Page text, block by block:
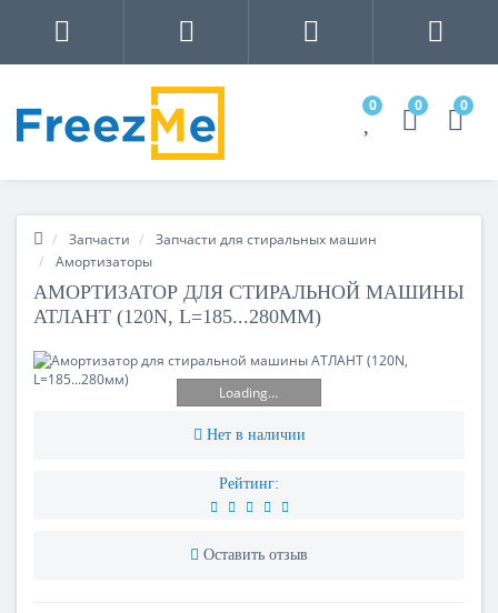
0 0 0
Запчасти
Запчасти для стиральных машин
Амортизаторы
АМОРТИЗАТОР ДЛЯ СТИРАЛЬНОЙ МАШИНЫ
АТЛАНТ (120N, L=185...280ММ)
Loading...
Нет в наличии
Рейтинг:
Оставить отзыв